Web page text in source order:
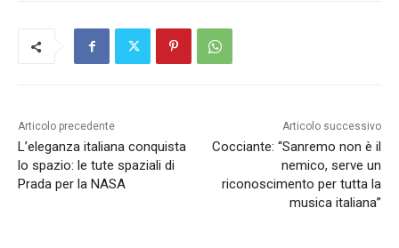
Articolo precedente
L’eleganza italiana conquista
lo spazio: le tute spaziali di
Prada per la NASA
Articolo successivo
Cocciante: “Sanremo non è il
nemico, serve un
riconoscimento per tutta la
musica italiana”